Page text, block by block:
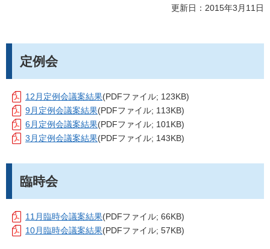
更新日：2015年3月11日
定例会
12月定例会議案結果(PDFファイル; 123KB)
9月定例会議案結果(PDFファイル; 113KB)
6月定例会議案結果(PDFファイル; 101KB)
3月定例会議案結果(PDFファイル; 143KB)
臨時会
11月臨時会議案結果(PDFファイル; 66KB)
10月臨時会議案結果(PDFファイル; 57KB)